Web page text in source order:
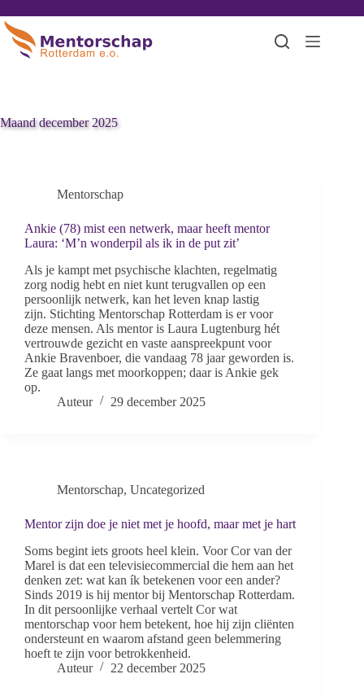
Maanddecember 2025
Mentorschap
Ankie (78) mist een netwerk, maar heeft mentor
Laura: ‘M’n wonderpil als ik in de put zit’
Als je kampt met psychische klachten, regelmatig
zorg nodig hebt en niet kunt terugvallen op een
persoonlijk netwerk, kan het leven knap lastig
zijn. Stichting Mentorschap Rotterdam is er voor
deze mensen. Als mentor is Laura Lugtenburg hét
vertrouwde gezicht en vaste aanspreekpunt voor
Ankie Bravenboer, die vandaag 78 jaar geworden is.
Ze gaat langs met moorkoppen; daar is Ankie gek
op.
Auteur
29 december 2025
Mentorschap, Uncategorized
Mentor zijn doe je niet met je hoofd, maar met je hart
Soms begint iets groots heel klein. Voor Cor van der
Marel is dat een televisiecommercial die hem aan het
denken zet: wat kan ík betekenen voor een ander?
Sinds 2019 is hij mentor bij Mentorschap Rotterdam.
In dit persoonlijke verhaal vertelt Cor wat
mentorschap voor hem betekent, hoe hij zijn cliënten
ondersteunt en waarom afstand geen belemmering
hoeft te zijn voor betrokkenheid.
Auteur
22 december 2025